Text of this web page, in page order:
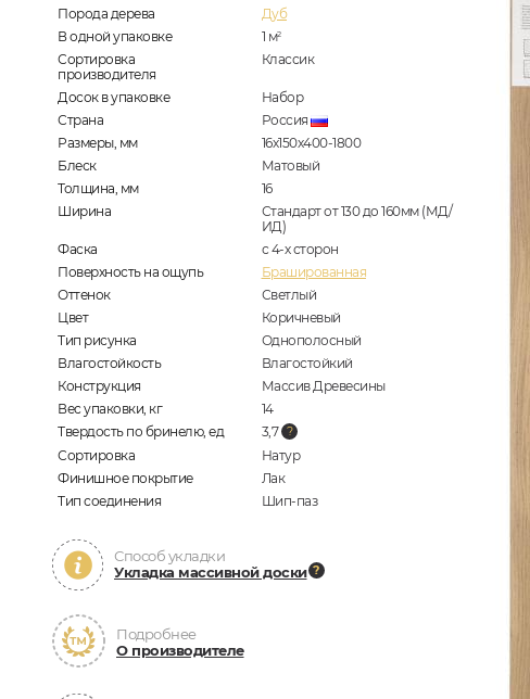
Порода дерева
Дуб
В одной упаковке
1 м2
Сортировка
производителя
Классик
Досок в упаковке
Набор
Страна
Россия
Размеры, мм
16х150х400-1800
Блеск
Матовый
Толщина, мм
16
Ширина
Стандарт от 130 до 160мм (МД/
ИД)
Фаска
с 4-х сторон
Поверхность на ощупь
Брашированная
Оттенок
Светлый
Цвет
Коричневый
Тип рисунка
Однополосный
Влагостойкость
Влагостойкий
Конструкция
Массив Древесины
Вес упаковки, кг
14
Твердость по бринелю, ед
3,7
Сортировка
Натур
Финишное покрытие
Лак
Тип соединения
Шип-паз
Способ укладки
Укладка массивной доски
Подробнее
О производителе